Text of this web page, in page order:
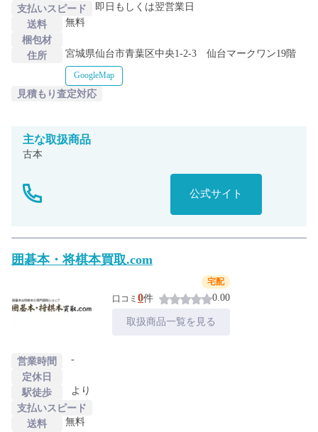
支払いスピード
即日もしくは翌営業日
送料
無料
梱包材
住所
宮城県仙台市青葉区中央1-2-3 仙台マークワン19階
GoogleMap
見積もり査定対応
主な取扱商品
古本
公式サイト
囲碁本・将棋本買取.com
宅配
口コミ 0件 0.00
取扱商品一覧を見る
営業時間
-
定休日
駅徒歩
より
支払いスピード
送料
無料